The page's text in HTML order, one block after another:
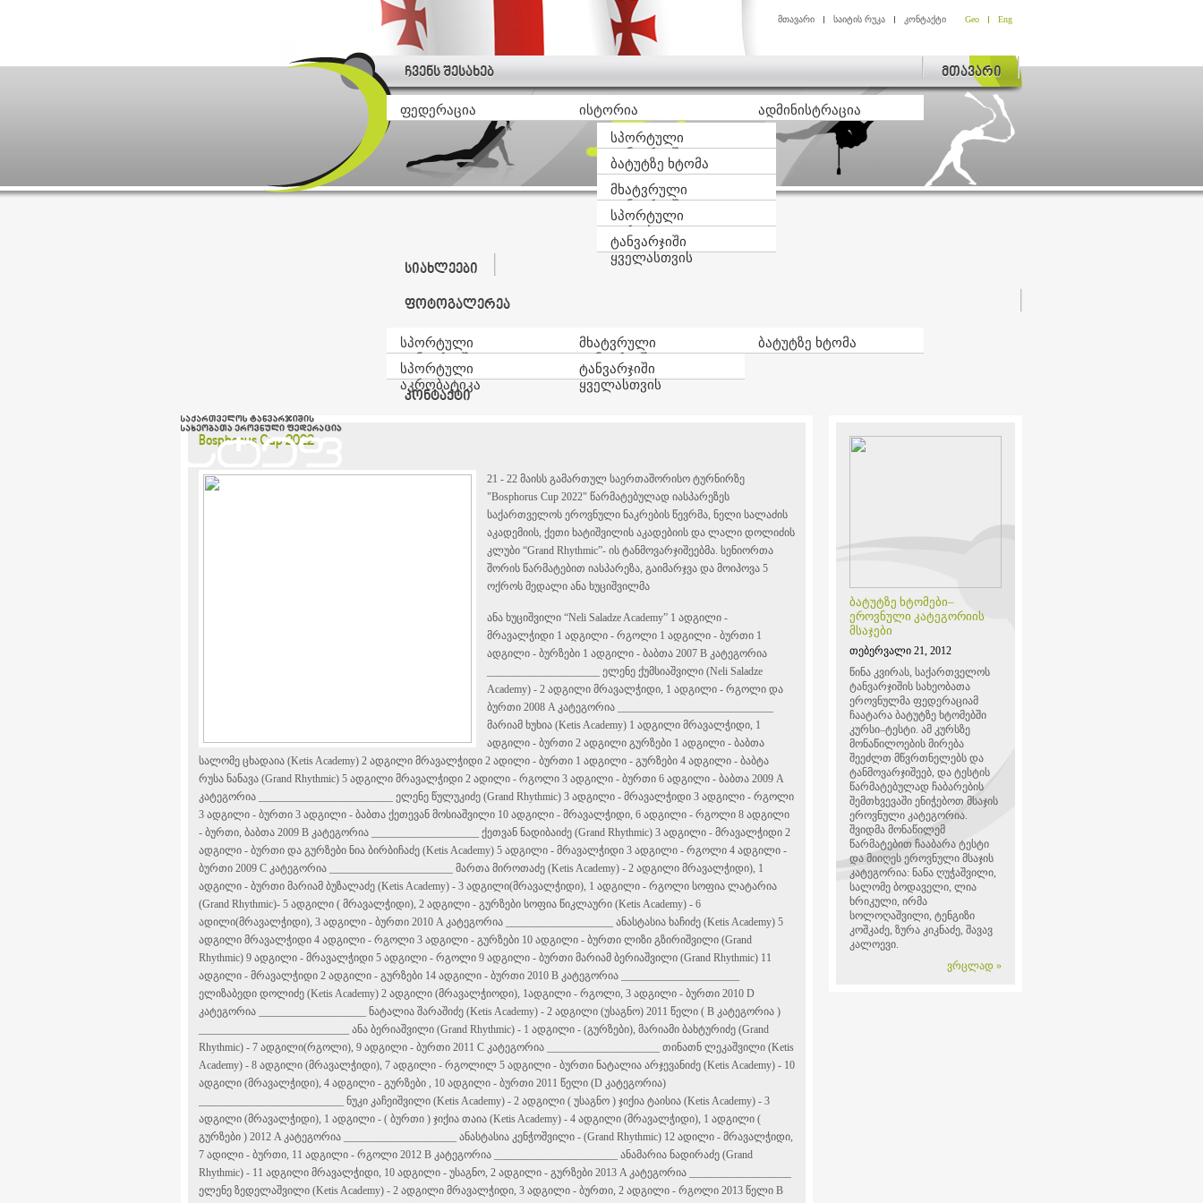
მთავარი საიტის რუკა კონტაქტი Geo Eng
ჩვენს შესახებ
ფედერაცია
ისტორია
სპორტული
ტანვარჯიში
ბატუტზე ხტომა
მხატვრული
ტანვარჯიში
სპორტული
აკრობატიკა
ტანვარჯიში
ყველასთვის
ადმინისტრაცია
მთავარი
სიახლეები
ფოტოგალერეა
სპორტული
ტანვარჯიში
მხატვრული
ტანვარჯიში
ბატუტზე ხტომა
სპორტული
აკრობატიკა
ტანვარჯიში
ყველასთვის
კონტაქტი
Bosphorus Cup 2022
21 - 22 მაისს გამართულ საერთაშორისო ტურნირზე
"Bosphorus Cup 2022" წარმატებულად იასპარეზეს
საქართველოს ეროვნული ნაკრების წევრმა, ნელი სალაძის
აკადემიის, ქეთი ხატიშვილის აკადებიის და ლალი დოლიძის
კლუბი “Grand Rhythmic”- ის ტანმოვარჯიშეებმა. სენიორთა
შორის წარმატებით იასპარეზა, გაიმარჯვა და მოიპოვა 5
ოქროს მედალი ანა ხუციშვილმა
ანა ხუციშვილი “Neli Saladze Academy” 1 ადგილი -
მრავალჭიდი 1 ადგილი - რგოლი 1 ადგილი - ბურთი 1
ადგილი - ბურზები 1 ადგილი - ბაბთა 2007 B კატეგორია
ელენე ქუმსიაშვილი (Neli Saladze
Academy) - 2 ადგილი მრავალჭიდი, 1 ადგილი - რგოლი და
ბურთი 2008 A კატეგორია
მარიამ ხუხია (Ketis Academy) 1 ადგილი მრავალჭიდი, 1
ადგილი - ბურთი 2 ადგილი გურზები 1 ადგილი - ბაბთა
სალომე ცხადაია (Ketis Academy) 2 ადგილი მრავალჭიდი 2 ადილი - ბურთი 1 ადგილი - გურზები 4 ადგილი - ბაბტა
რუსა ნანავა (Grand Rhythmic) 5 ადგილი მრავალჭიდი 2 ადილი - რგოლი 3 ადგილი - ბურთი 6 ადგილი - ბაბთა 2009 A
კატეგორია
ელენე წულუკიძე (Grand Rhythmic) 3 ადგილი - მრავალჭიდი 3 ადგილი - რგოლი
3 ადგილი - ბურთი 3 ადგილი - ბაბთა ქეთევან მოსიაშვილი 10 ადგილი - მრავალჭიდი, 6 ადგილი - რგოლი 8 ადგილი
- ბურთი, ბაბთა 2009 B კატეგორია
ქეთვან ნადიბაიძე (Grand Rhythmic) 3 ადგილი - მრავალჭიდი 2
ადგილი - ბურთი და გურზები ნია ბირბიჩაძე (Ketis Academy) 5 ადგილი - მრავალჭიდი 3 ადგილი - რგოლი 4 ადგილი -
ბურთი 2009 C კატეგორია
მართა მიროთაძე (Ketis Academy) - 2 ადგილი მრავალჭიდი), 1
ადგილი - ბურთი მარიამ ბუზალაძე (Ketis Academy) - 3 ადგილი(მრავალჭიდი), 1 ადგილი - რგოლი სოფია ლატარია
(Grand Rhythmic)- 5 ადგილი ( მრავალჭიდი), 2 ადგილი - გურზები სოფია წიკლაური (Ketis Academy) - 6
ადილი(მრავალჭიდი), 3 ადგილი - ბურთი 2010 A კატეგორია
ანასტასია ხაჩიძე (Ketis Academy) 5
ადგილი მრავალჭიდი 4 ადგილი - რგოლი 3 ადგილი - გურზები 10 ადგილი - ბურთი ლიზი გზირიშვილი (Grand
Rhythmic) 9 ადგილი - მრავალჭიდი 5 ადგილი - რგოლი 9 ადგილი - ბურთი მარიამ ბერიაშვილი (Grand Rhythmic) 11
ადგილი - მრავალჭიდი 2 ადგილი - გურზები 14 ადგილი - ბურთი 2010 B კატეგორია
ელიზაბედი დოლიძე (Ketis Academy) 2 ადგილი (მრავალჭიოდი), 1ადგილი - რგოლი, 3 ადგილი - ბურთი 2010 D
კატეგორია
ნატალია შარაშიძე (Ketis Academy) - 2 ადგილი (უსაგნო) 2011 წელი ( B კატეგორია )
ანა ბერიაშვილი (Grand Rhythmic) - 1 ადგილი - (გურზები), მარიამი ბახტურიძე (Grand
Rhythmic) - 7 ადგილი(რგოლი), 9 ადგილი - ბურთი 2011 C კატეგორია
თინათნ ლეკაშვილი (Ketis
Academy) - 8 ადგილი (მრავალჭიდი), 7 ადგილი - რგოლილ 5 ადგილი - ბურთი ნატალია არჯევანიძე (Ketis Academy) - 10
ადგილი (მრავალჭიდი), 4 ადგილი - გურზები , 10 ადგილი - ბურთი 2011 წელი (D კატეგორია)
ნუკი კაჩეიშვილი (Ketis Academy) - 2 ადგილი ( უსაგნო ) ჯიქია ტაისია (Ketis Academy) - 3
ადგილი (მრავალჭიდი), 1 ადგილი - ( ბურთი ) ჯიქია თაია (Ketis Academy) - 4 ადგილი (მრავალჭიდი), 1 ადგილი (
გურზები ) 2012 A კატეგორია
ანასტასია კენჭოშვილი - (Grand Rhythmic) 12 ადილი - მრავალჭიდი,
7 ადილი - ბურთი, 11 ადგილი - რგოლი 2012 B კატეგორია
ანამარია ნადირაძე (Grand
Rhythmic) - 11 ადგილი მრავალჭიდი, 10 ადგილი - უსაგნო, 2 ადგილი - გურზები 2013 A კატეგორია
ელენე ზედელაშვილი (Ketis Academy) - 2 ადგილი მრავალჭიდი, 3 ადგილი - ბურთი, 2 ადგილი - რგოლი 2013 წელი B
ბატუტზე ხტომები–
ეროვნული კატეგორიის
მსაჯები
თებერვალი 21, 2012
წინა კვირას, საქართველოს
ტანვარჯიშის სახეობათა
ეროვნულმა ფედერაციამ
ჩაატარა ბატუტზე ხტომებში
კურსი–ტესტი. ამ კურსზე
მონაწილოების მირება
შეეძლთ მწვრთნელებს და
ტანმოვარჯიშეებ, და ტესტის
წარმატებულად ჩაბარების
შემთხვევაში ენიჭებოთ მსაჯის
ეროვნული კატეგორია.
შვიდმა მონაწილემ
წარმატებით ჩააბარა ტესტი
და მიიღეს ეროვნული მსაჯის
კატეგორია: ნანა ღუჭაშვილი,
სალომე ბოდაველი, ლია
ხრიკული, ირმა
სოლოღაშვილი, ტენგიზი
კოშკაძე, ზურა კიკნაძე, შავავ
კალოევი.
ვრცლად »